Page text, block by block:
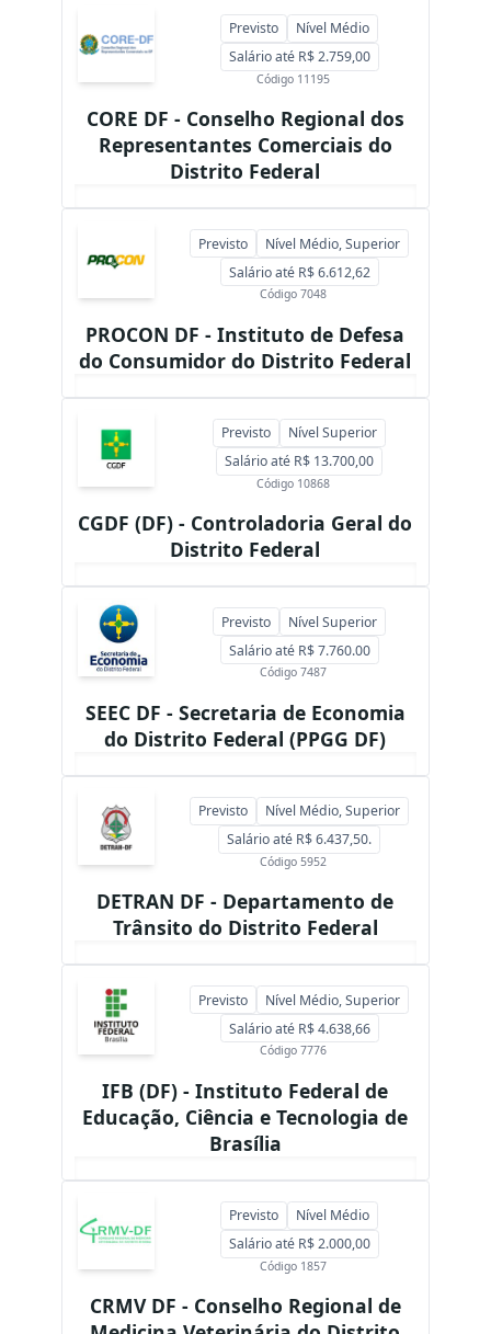
Previsto
Nível Médio
Salário até R$ 2.759,00
Código 11195
CORE DF - Conselho Regional dos
Representantes Comerciais do
Distrito Federal
Previsto
Nível Médio, Superior
Salário até R$ 6.612,62
Código 7048
PROCON DF - Instituto de Defesa
do Consumidor do Distrito Federal
Previsto
Nível Superior
Salário até R$ 13.700,00
Código 10868
CGDF (DF) - Controladoria Geral do
Distrito Federal
Previsto
Nível Superior
Salário até R$ 7.760.00
Código 7487
SEEC DF - Secretaria de Economia
do Distrito Federal (PPGG DF)
Previsto
Nível Médio, Superior
Salário até R$ 6.437,50.
Código 5952
DETRAN DF - Departamento de
Trânsito do Distrito Federal
Previsto
Nível Médio, Superior
Salário até R$ 4.638,66
Código 7776
IFB (DF) - Instituto Federal de
Educação, Ciência e Tecnologia de
Brasília
Previsto
Nível Médio
Salário até R$ 2.000,00
Código 1857
CRMV DF - Conselho Regional de